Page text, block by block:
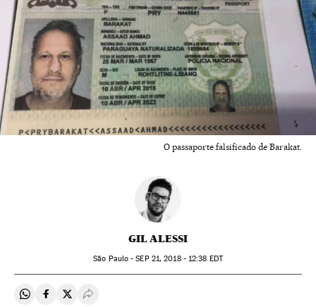
O passaporte falsificado de Barakat.
GIL ALESSI
São Paulo -SEP21, 2018 - 12:38 EDT
Compartir en Whatsapp
Compartir en Facebook
Compartir en Twitter
Desplegar Redes Sociales